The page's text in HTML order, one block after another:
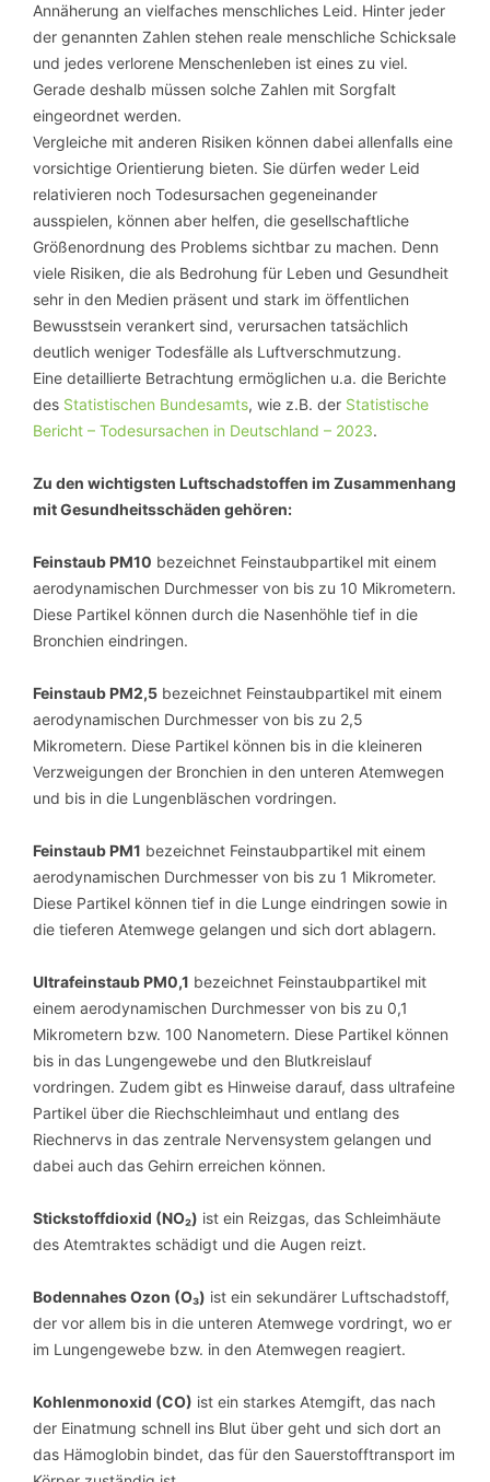
Annäherung an vielfaches menschliches Leid. Hinter jeder
der genannten Zahlen stehen reale menschliche Schicksale
und jedes verlorene Menschenleben ist eines zu viel.
Gerade deshalb müssen solche Zahlen mit Sorgfalt
eingeordnet werden.
Vergleiche mit anderen Risiken können dabei allenfalls eine
vorsichtige Orientierung bieten. Sie dürfen weder Leid
relativieren noch Todesursachen gegeneinander
ausspielen, können aber helfen, die gesellschaftliche
Größenordnung des Problems sichtbar zu machen. Denn
viele Risiken, die als Bedrohung für Leben und Gesundheit
sehr in den Medien präsent und stark im öffentlichen
Bewusstsein verankert sind, verursachen tatsächlich
deutlich weniger Todesfälle als Luftverschmutzung.
Eine detaillierte Betrachtung ermöglichen u.a. die Berichte
des Statistischen Bundesamts, wie z.B. der Statistische
Bericht – Todesursachen in Deutschland – 2023.
Zu den wichtigsten Luftschadstoffen im Zusammenhang
mit Gesundheitsschäden gehören:
Feinstaub PM10 bezeichnet Feinstaubpartikel mit einem
aerodynamischen Durchmesser von bis zu 10 Mikrometern.
Diese Partikel können durch die Nasenhöhle tief in die
Bronchien eindringen.
Feinstaub PM2,5 bezeichnet Feinstaubpartikel mit einem
aerodynamischen Durchmesser von bis zu 2,5
Mikrometern. Diese Partikel können bis in die kleineren
Verzweigungen der Bronchien in den unteren Atemwegen
und bis in die Lungenbläschen vordringen.
Feinstaub PM1 bezeichnet Feinstaubpartikel mit einem
aerodynamischen Durchmesser von bis zu 1 Mikrometer.
Diese Partikel können tief in die Lunge eindringen sowie in
die tieferen Atemwege gelangen und sich dort ablagern.
Ultrafeinstaub PM0,1 bezeichnet Feinstaubpartikel mit
einem aerodynamischen Durchmesser von bis zu 0,1
Mikrometern bzw. 100 Nanometern. Diese Partikel können
bis in das Lungengewebe und den Blutkreislauf
vordringen. Zudem gibt es Hinweise darauf, dass ultrafeine
Partikel über die Riechschleimhaut und entlang des
Riechnervs in das zentrale Nervensystem gelangen und
dabei auch das Gehirn erreichen können.
Stickstoffdioxid (NO₂) ist ein Reizgas, das Schleimhäute
des Atemtraktes schädigt und die Augen reizt.
Bodennahes Ozon (O₃) ist ein sekundärer Luftschadstoff,
der vor allem bis in die unteren Atemwege vordringt, wo er
im Lungengewebe bzw. in den Atemwegen reagiert.
Kohlenmonoxid (CO) ist ein starkes Atemgift, das nach
der Einatmung schnell ins Blut über geht und sich dort an
das Hämoglobin bindet, das für den Sauerstofftransport im